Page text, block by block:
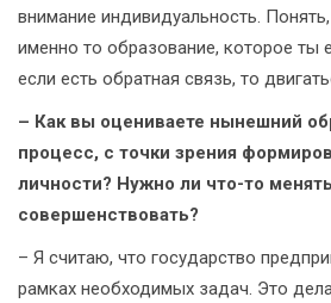
внимание индивидуальность.
именно то образование, которое ты
если есть обратная связь, то
– Как вы оцениваете нынешний
процесс, с точки зрения
личности? Нужно ли что-то
совершенствовать?
– Я считаю, что государство
рамках необходимых задач. Это